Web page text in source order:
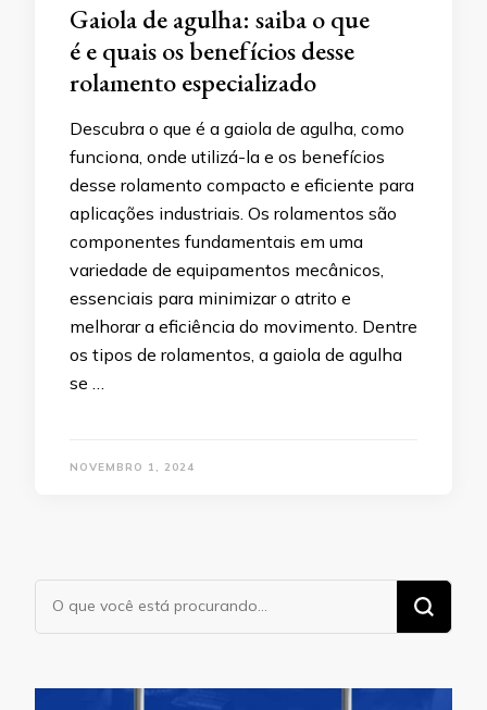
Gaiola de agulha: saiba o que
é e quais os benefícios desse
rolamento especializado
Descubra o que é a gaiola de agulha, como
funciona, onde utilizá-la e os benefícios
desse rolamento compacto e eficiente para
aplicações industriais. Os rolamentos são
componentes fundamentais em uma
variedade de equipamentos mecânicos,
essenciais para minimizar o atrito e
melhorar a eficiência do movimento. Dentre
os tipos de rolamentos, a gaiola de agulha
se …
NOVEMBRO 1, 2024
Procurando
algo?